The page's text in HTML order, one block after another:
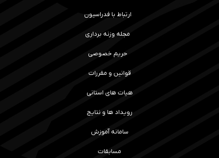
ارتباط با فدراسیون
مجله وزنه برداری
حریم خصوصی
قوانین و مقررات
هیات های استانی
رویداد ها و نتایج
سامانه آموزش
مسابقات